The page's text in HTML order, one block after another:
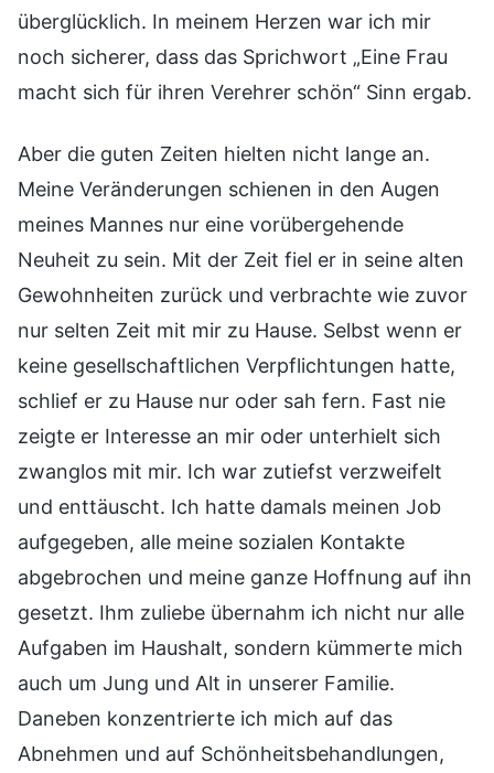
überglücklich. In meinem Herzen war ich mir
noch sicherer, dass das Sprichwort „Eine Frau
macht sich für ihren Verehrer schön“ Sinn ergab.
Aber die guten Zeiten hielten nicht lange an.
Meine Veränderungen schienen in den Augen
meines Mannes nur eine vorübergehende
Neuheit zu sein. Mit der Zeit fiel er in seine alten
Gewohnheiten zurück und verbrachte wie zuvor
nur selten Zeit mit mir zu Hause. Selbst wenn er
keine gesellschaftlichen Verpflichtungen hatte,
schlief er zu Hause nur oder sah fern. Fast nie
zeigte er Interesse an mir oder unterhielt sich
zwanglos mit mir. Ich war zutiefst verzweifelt
und enttäuscht. Ich hatte damals meinen Job
aufgegeben, alle meine sozialen Kontakte
abgebrochen und meine ganze Hoffnung auf ihn
gesetzt. Ihm zuliebe übernahm ich nicht nur alle
Aufgaben im Haushalt, sondern kümmerte mich
auch um Jung und Alt in unserer Familie.
Daneben konzentrierte ich mich auf das
Abnehmen und auf Schönheitsbehandlungen,